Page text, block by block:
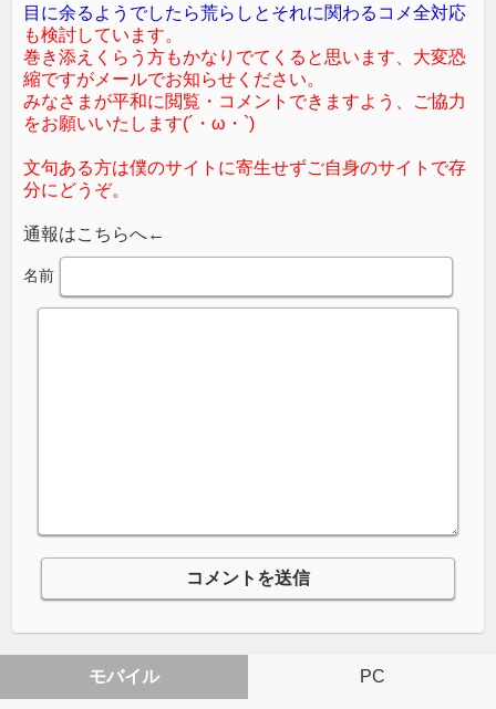
目に余るようでしたら荒らしとそれに関わるコメ全対応
も検討しています。
巻き添えくらう方もかなりでてくると思います、大変恐
縮ですがメールでお知らせください。
みなさまが平和に閲覧・コメントできますよう、ご協力
をお願いいたします(´・ω・`)
文句ある方は僕のサイトに寄生せずご自身のサイトで存
分にどうぞ。
通報はこちらへ←
名前
モバイル PC